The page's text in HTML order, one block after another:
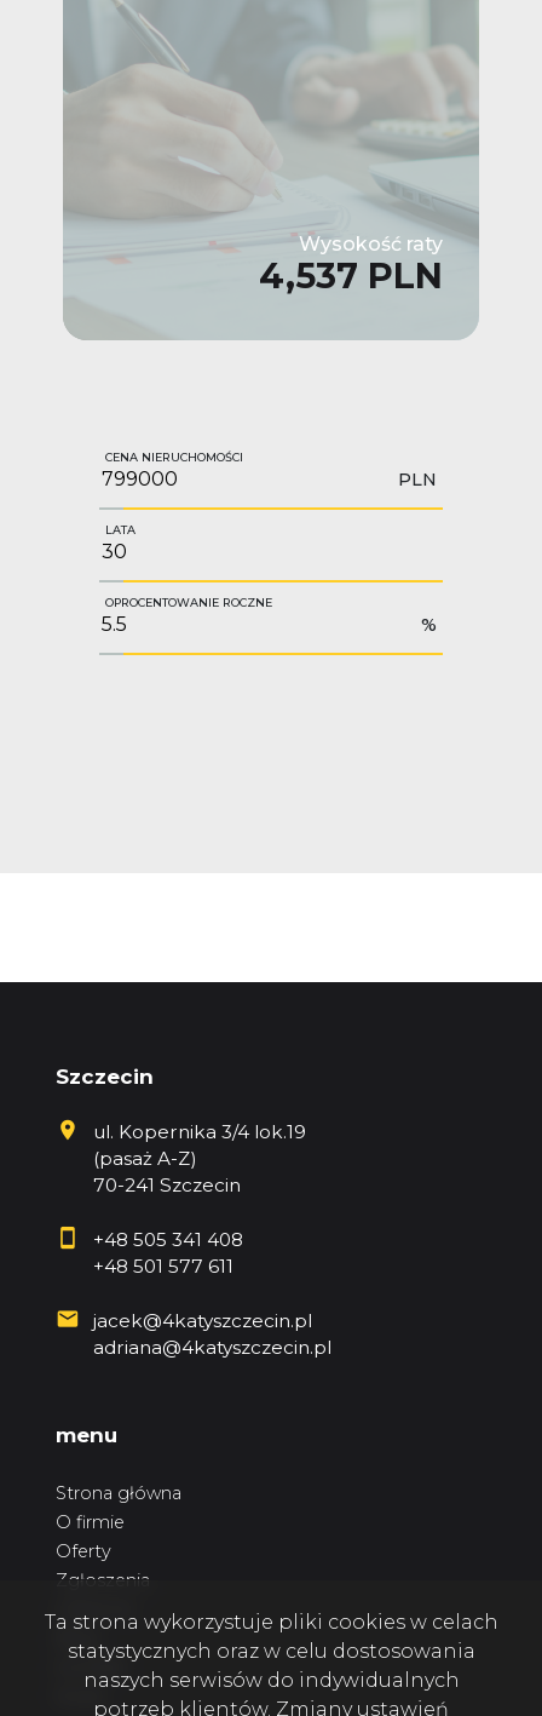
Wysokość raty
4,537 PLN
CENA NIERUCHOMOŚCI
PLN
LATA
OPROCENTOWANIE ROCZNE
%
Szczecin
ul. Kopernika 3/4 lok.19
(pasaż A-Z)
70-241 Szczecin
+48 505 341 408
+48 501 577 611
jacek@4katyszczecin.pl
adriana@4katyszczecin.pl
menu
Strona główna
O firmie
Oferty
Zgłoszenia
Kontakt
Ta strona wykorzystuje pliki cookies w celach
statystycznych oraz w celu dostosowania
naszych serwisów do indywidualnych
potrzeb klientów. Zmiany ustawień